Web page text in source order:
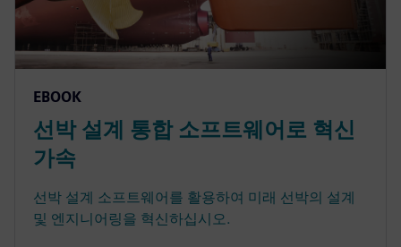
EBOOK
선박 설계 통합 소프트웨어로 혁신
가속
선박 설계 소프트웨어를 활용하여 미래 선박의 설계
및 엔지니어링을 혁신하십시오.